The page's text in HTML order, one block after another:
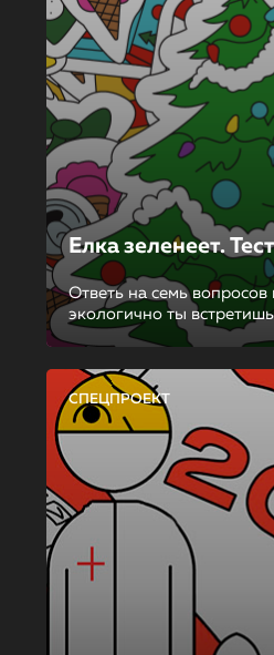
Елка зеленеет.
Ответь на семь вопросов
экологично ты
СПЕЦПРОЕКТ